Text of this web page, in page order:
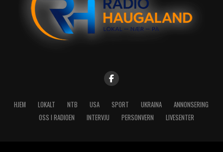
HJEM LOKALT NTB USA SPORT UKRAINA
ANNONSERING
OSS I RADIOEN
INTERVJU PERSONVERN LIVESENTER